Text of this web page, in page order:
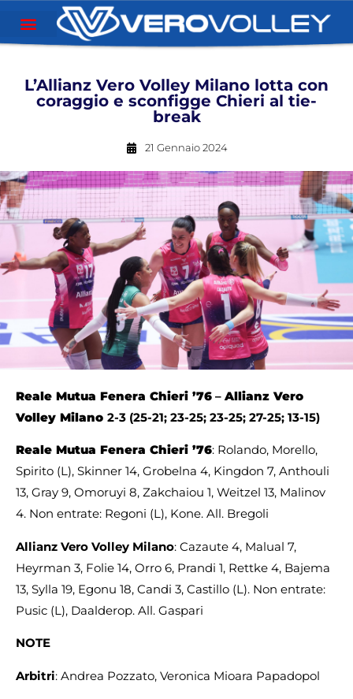
L’Allianz Vero Volley Milano lotta con
coraggio e sconfigge Chieri al tie-
break
21 Gennaio 2024
Reale Mutua Fenera Chieri ’76 – Allianz Vero
Volley Milano 2-3 (25-21; 23-25; 23-25; 27-25; 13-15)
Reale Mutua Fenera Chieri ’76: Rolando, Morello,
Spirito (L), Skinner 14, Grobelna 4, Kingdon 7, Anthouli
13, Gray 9, Omoruyi 8, Zakchaiou 1, Weitzel 13, Malinov
4. Non entrate: Regoni (L), Kone. All. Bregoli
Allianz Vero Volley Milano: Cazaute 4, Malual 7,
Heyrman 3, Folie 14, Orro 6, Prandi 1, Rettke 4, Bajema
13, Sylla 19, Egonu 18, Candi 3, Castillo (L). Non entrate:
Pusic (L), Daalderop. All. Gaspari
NOTE
Arbitri: Andrea Pozzato, Veronica Mioara Papadopol